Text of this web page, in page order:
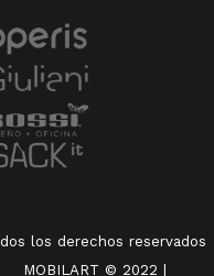
los derechos reservados
MOBILART © 2022 |